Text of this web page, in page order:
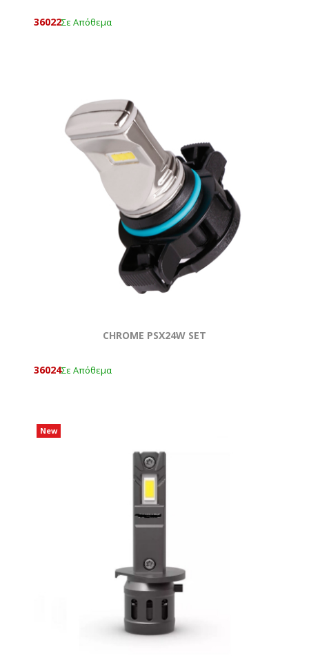
36022Σε Απόθεμα
CHROME PSX24W SET
36024Σε Απόθεμα
New